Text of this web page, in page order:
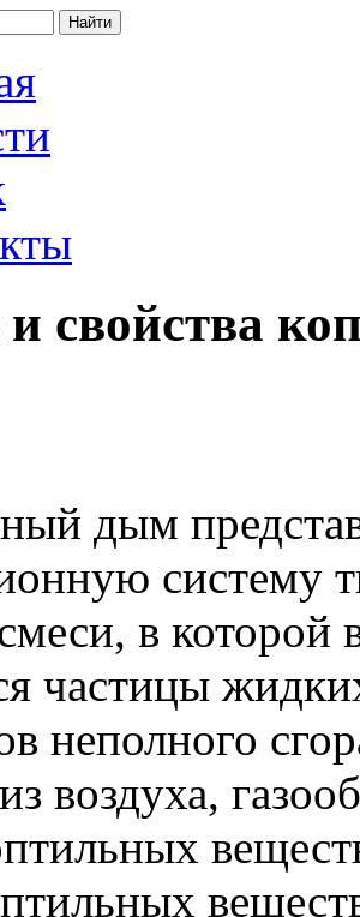
свойства
дым
систему
в
частицы
неполного
воздуха,